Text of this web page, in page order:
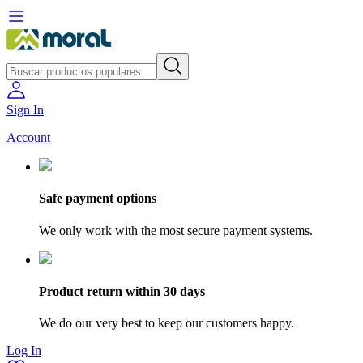
Sign In
Account
Safe payment options
We only work with the most secure payment systems.
Product return within 30 days
We do our very best to keep our customers happy.
Log In